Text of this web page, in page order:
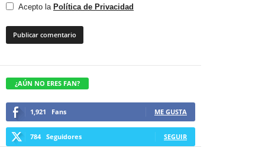
Acepto la Política de Privacidad
¿AÚN NO ERES FAN?
1,921 Fans ME GUSTA
784 Seguidores SEGUIR